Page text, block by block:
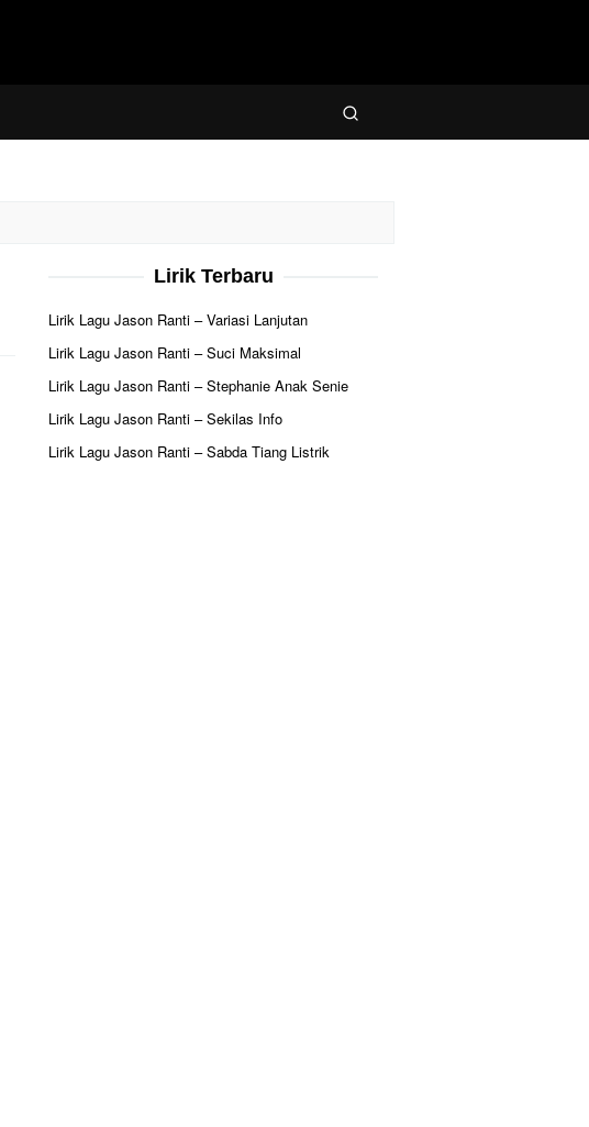
Lirik Terbaru
Lirik Lagu Jason Ranti – Variasi Lanjutan
Lirik Lagu Jason Ranti – Suci Maksimal
Lirik Lagu Jason Ranti – Stephanie Anak Senie
Lirik Lagu Jason Ranti – Sekilas Info
Lirik Lagu Jason Ranti – Sabda Tiang Listrik